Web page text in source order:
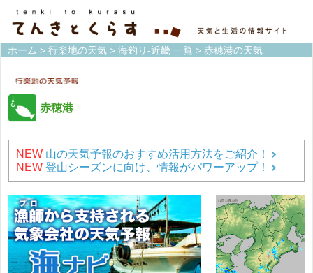
ホーム > 行楽地の天気 > 海釣り-近畿 一覧 > 赤穂港の天気
赤穂港
NEW 山の天気予報のおすすめ活用方法をご紹介！
NEW 登山シーズンに向け、情報がパワーアップ！